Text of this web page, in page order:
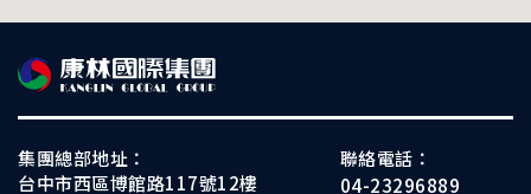
集團總部地址：
台中市西區博館路117號12樓
聯絡電話：
04-23296889